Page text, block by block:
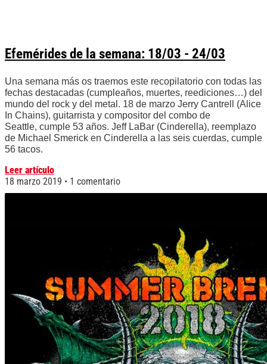
Efemérides de la semana: 18/03 - 24/03
Una semana más os traemos este recopilatorio con todas las
fechas destacadas (cumpleaños, muertes, reediciones…) del
mundo del rock y del metal. 18 de marzo Jerry Cantrell (Alice
In Chains), guitarrista y compositor del combo de
Seattle, cumple 53 años. Jeff LaBar (Cinderella), reemplazo
de Michael Smerick en Cinderella a las seis cuerdas, cumple
56 tacos.
Leer artículo
18 marzo 2019
1 comentario